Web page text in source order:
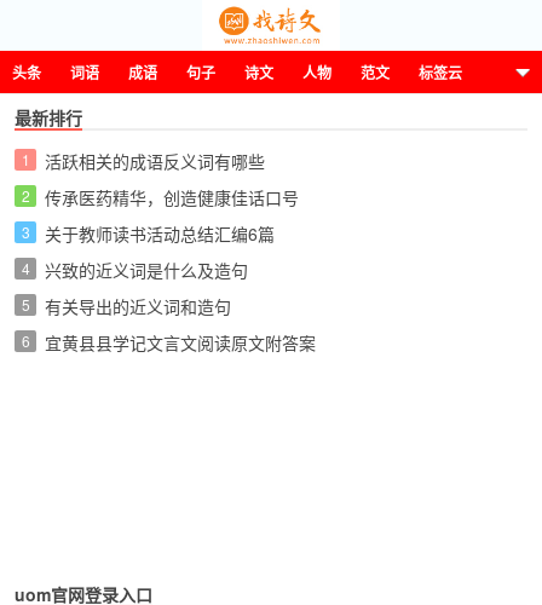
这诗那文找诗文
头条 词语 成语 句子 诗文 人物 范文 标签云
最新排行
1 活跃相关的成语反义词有哪些
2 传承医药精华，创造健康佳话口号
3 关于教师读书活动总结汇编6篇
4 兴致的近义词是什么及造句
5 有关导出的近义词和造句
6 宜黄县县学记文言文阅读原文附答案
uom官网登录入口